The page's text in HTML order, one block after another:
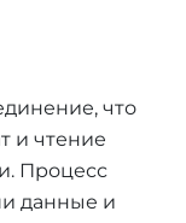
что
и чтение
Процесс
данные и